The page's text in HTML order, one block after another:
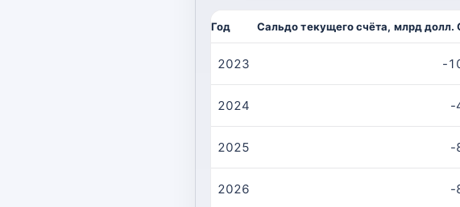
Год Сальдо текущего счёта, млрд
2023 -
2024 -
2025 -
2026 -